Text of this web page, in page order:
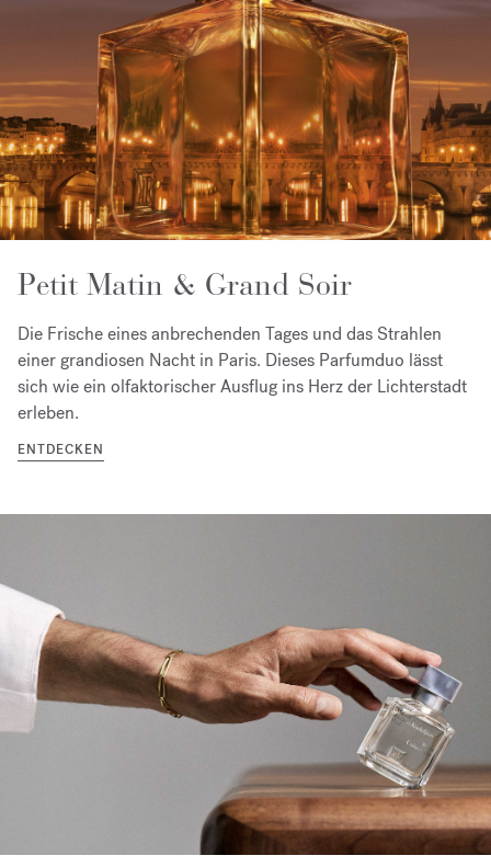
Petit Matin & Grand Soir
Die Frische eines anbrechenden Tages und das Strahlen
einer grandiosen Nacht in Paris. Dieses Parfumduo lässt
sich wie ein olfaktorischer Ausflug ins Herz der Lichterstadt
erleben.
ENTDECKEN